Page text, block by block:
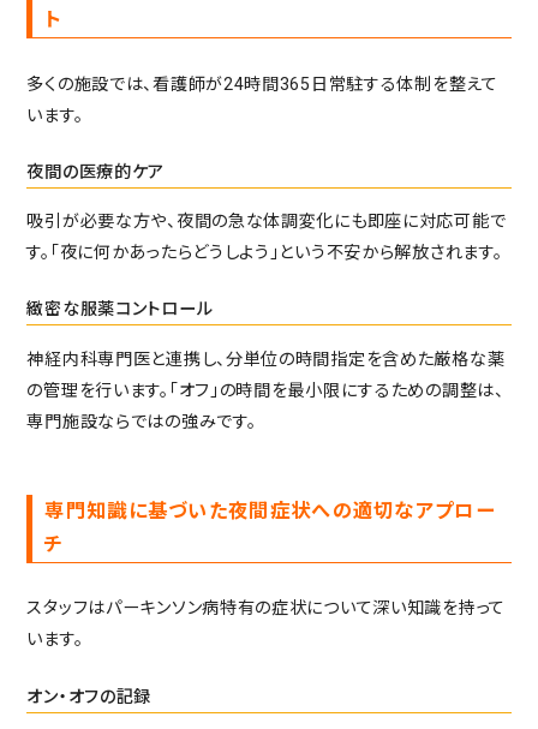
ト
多くの施設では、看護師が24時間365日常駐する体制を整えて
います。
夜間の医療的ケア
吸引が必要な方や、夜間の急な体調変化にも即座に対応可能で
す。「夜に何かあったらどうしよう」という不安から解放されます。
緻密な服薬コントロール
神経内科専門医と連携し、分単位の時間指定を含めた厳格な薬
の管理を行います。「オフ」の時間を最小限にするための調整は、
専門施設ならではの強みです。
専門知識に基づいた夜間症状への適切なアプロー
チ
スタッフはパーキンソン病特有の症状について深い知識を持って
います。
オン・オフの記録